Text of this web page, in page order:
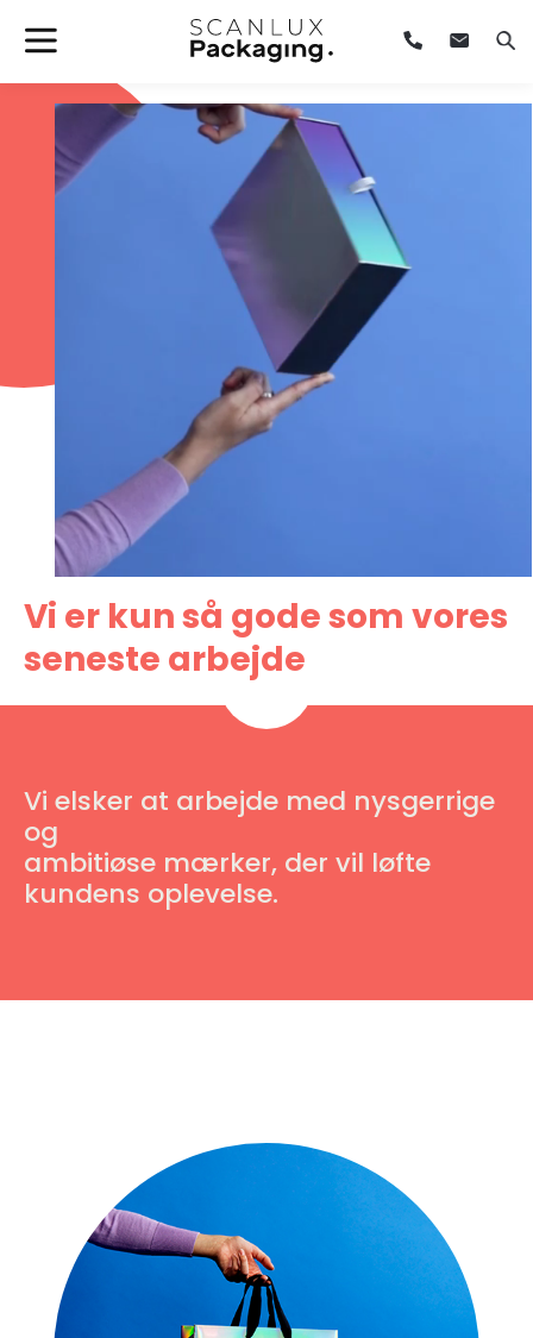
Hem Emballageløsninger – kundecases
Vi er kun så gode som vores
seneste arbejde
Vi elsker at arbejde med nysgerrige
og
ambitiøse mærker, der vil løfte
kundens oplevelse.